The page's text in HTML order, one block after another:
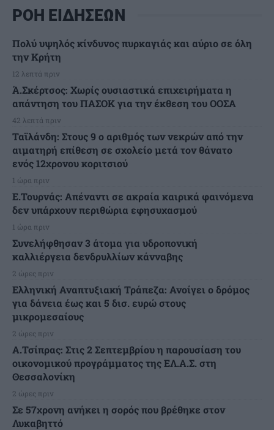
ΡΟΗ ΕΙΔΗΣΕΩΝ
Πολύ υψηλός κίνδυνος πυρκαγιάς και αύριο σε όλη
την Κρήτη
12 λεπτά πριν
Ά.Σκέρτσος: Χωρίς ουσιαστικά επιχειρήματα η
απάντηση του ΠΑΣΟΚ για την έκθεση του ΟΟΣΑ
42 λεπτά πριν
Ταϊλάνδη: Στους 9 ο αριθμός των νεκρών από την
αιματηρή επίθεση σε σχολείο μετά τον θάνατο
ενός 12χρονου κοριτσιού
1 ώρα πριν
Ε.Τουρνάς: Απέναντι σε ακραία καιρικά φαινόμενα
δεν υπάρχουν περιθώρια εφησυχασμού
1 ώρα πριν
Συνελήφθησαν 3 άτομα για υδροπονική
καλλιέργεια δενδρυλλίων κάνναβης
2 ώρες πριν
Ελληνική Αναπτυξιακή Τράπεζα: Ανοίγει ο δρόμος
για δάνεια έως και 5 δισ. ευρώ στους
μικρομεσαίους
2 ώρες πριν
Α.Τσίπρας: Στις 2 Σεπτεμβρίου η παρουσίαση του
οικονομικού προγράμματος της ΕΛ.Α.Σ. στη
Θεσσαλονίκη
2 ώρες πριν
Σε 57χρονη ανήκει η σορός που βρέθηκε στον
Λυκαβηττό